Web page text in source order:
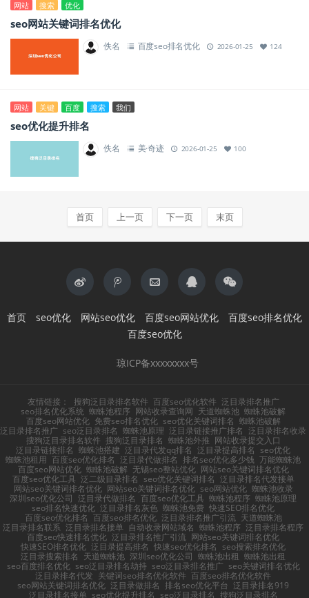
网站 搜索 优化
seo网站关键词排名优化
佚名 百度seo排名优化 2026-01-25 124
网站 关键 百度 搜索 我们
seo优化提升排名
佚名 美·奇迹 2026-01-25 100
首页 上一页 下一页 末页
首页 seo优化 网站seo优化 百度seo网站优化
百度seo排名优化
百度seo优化
琼ICP备xxxxxxxx号
友情链接： 搜狗泛目录排名软件 百度seo优化软件 泛目录排名推广
seo排名优化系统 蜘蛛池程序 网站收录查询网 天道蜘蛛池 蜘蛛池破解
百度seo网站优化 免费seo排名优化 seo优化关键词排名 蜘蛛池破解
泛目录排名推广 seo泛目录排名 蜘蛛池原理 泛目录链接推广排名 泛目录排名收录
搜狗泛目录排名软件 搜狗泛目录排名 蜘蛛池外推 网站收录提交入口
泛目录链接排名 蜘蛛池搭建 泛目录代发qq排名 泛目录提高排名 seo优化
蜘蛛池租用 百度seo优化排名 泛目录代做排名 排名seo优化多少钱 万能蜘蛛池
百度seo网站优化 蜘蛛池破解 无锡seo整站优化 网站seo关键词排名优化
百度seo优化工具 泛二级目录排名 seo优化关键词排名 泛目录排名代发接单
网站seo关键词排名优化 网站seo关键词排名优化 seo网站优化 蜘蛛池收录
深圳seo优化公司 泛目录代做排名 百度seo优化工具 蜘蛛池程序 蜘蛛池原理
seo排名快速优化 泛目录排名灰色 蜘蛛池免费 快速SEO排名优化
百度seo优化排名 百度seo排名优化 泛目录排名推广引流 天道蜘蛛池
泛目录排名联系 泛目录排名接单 自动收录网站域名 蜘蛛池程序 泛目录排名程序
百度seo快速排名优化 泛目录排名推广引流 网站seo关键词排名优化
快速SEO排名优化 泛目录提高排名 快速seo优化排名 seo搜索排名优化
泛目录搜索排名 天道蜘蛛池 深圳seo优化公司 蜘蛛池出租 蜘蛛池出租
seo百度排名优化 seo泛目录排名劫持 seo泛目录排名推广 seo关键词排名优化
泛目录排名代发 关键词seo排名优化软件 百度seo排名优化软件
seo网站关键词排名优化 泛目录做排名 排名seo优化平台 泛目录排名919
泛目录排名接单 seo优化提升排名 seo泛目录排名 搜狗泛目录排名